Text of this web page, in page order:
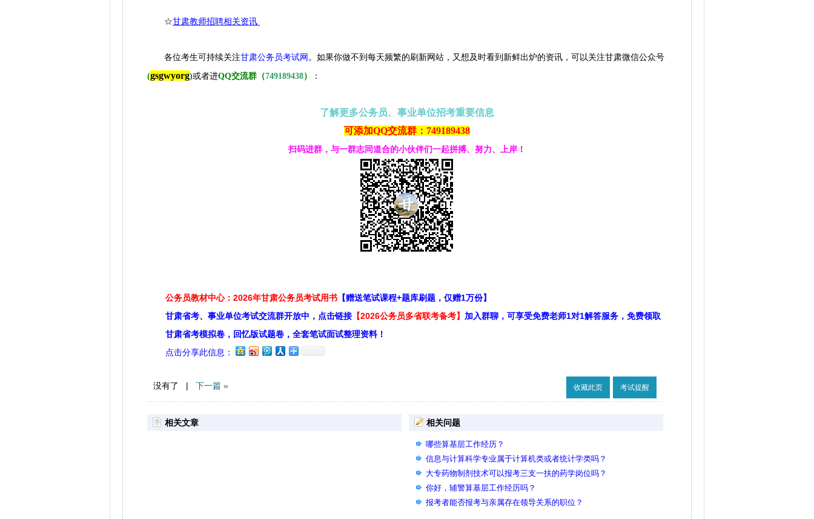
☆甘肃教师招聘相关资讯
各位考生可持续关注甘肃公务员考试网 。 如果你做不到每天频繁的刷新网站，又想及时看到新鲜出炉的资讯，可以关注甘肃微信公众号
(gsgwyorg)或者进QQ交流群（749189438） ：
了解更多公务员、事业单位招考重要信息
可添加QQ交流群：749189438
扫码进群，与一群志同道合的小伙伴们一起拼搏、努力、上岸！
公务员教材中心：2026年甘肃公务员考试用书 【赠送笔试课程+题库刷题，仅赠1万份】
甘肃省考、事业单位考试交流群开放中，点击链接 【2026公务员多省联考备考】 加入群聊，可享受免费老师1对1解答服务，免费领取
甘肃省考模拟卷，回忆版试题卷，全套笔试面试整理资料！
点击分享此信息：
没有了 | 下一篇 » 收藏此页 考试提醒
相关文章 相关问题
哪些算基层工作经历？
信息与计算科学专业属于计算机类或者统计学类吗？
大专药物制剂技术可以报考三支一扶的药学岗位吗？
你好，辅警算基层工作经历吗？
报考者能否报考与亲属存在领导关系的职位？